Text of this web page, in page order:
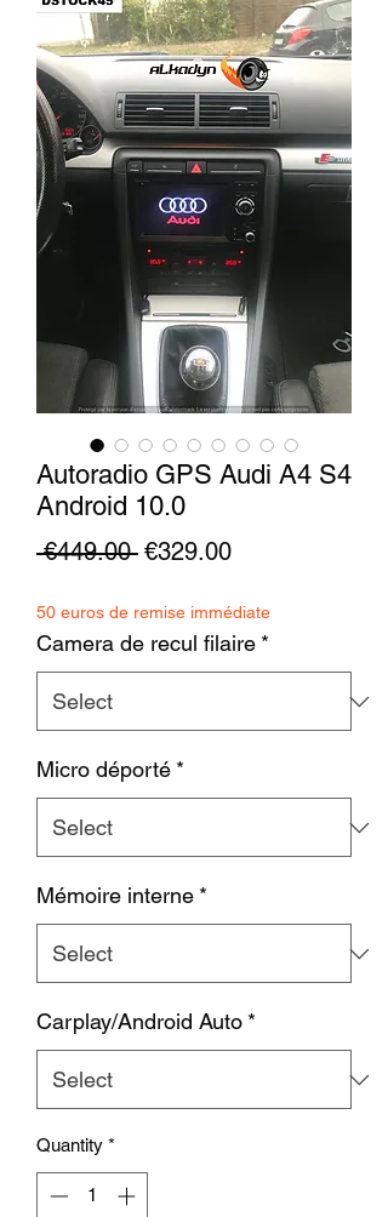
Autoradio GPS Audi A4 S4
Android 10.0
€449.00 Regular
€329.00Sale
50 euros de remise immédiate
Camera de recul filaire *
Micro déporté *
Mémoire interne *
Carplay/Android Auto *
Quantity *